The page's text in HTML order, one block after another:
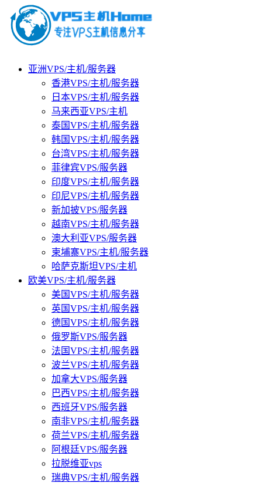
亚洲VPS/主机/服务器
香港VPS/主机/服务器
日本VPS/主机/服务器
马来西亚VPS/主机
泰国VPS/主机/服务器
韩国VPS/主机/服务器
台湾VPS/主机/服务器
菲律宾VPS/服务器
印度VPS/主机/服务器
印尼VPS/主机/服务器
新加披VPS/服务器
越南VPS/主机/服务器
澳大利亚VPS/服务器
柬埔寨VPS/主机/服务器
哈萨克斯坦VPS/主机
欧美VPS/主机/服务器
美国VPS/主机/服务器
英国VPS/主机/服务器
德国VPS/主机/服务器
俄罗斯VPS/服务器
法国VPS/主机/服务器
波兰VPS/主机/服务器
加拿大VPS/服务器
巴西VPS/主机/服务器
西班牙VPS/服务器
南非VPS/主机/服务器
荷兰VPS/主机/服务器
阿根廷VPS/服务器
拉脱维亚vps
瑞典VPS/主机/服务器